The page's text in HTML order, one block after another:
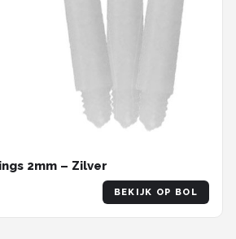
2mm – Zilver
BEKIJK OP BOL